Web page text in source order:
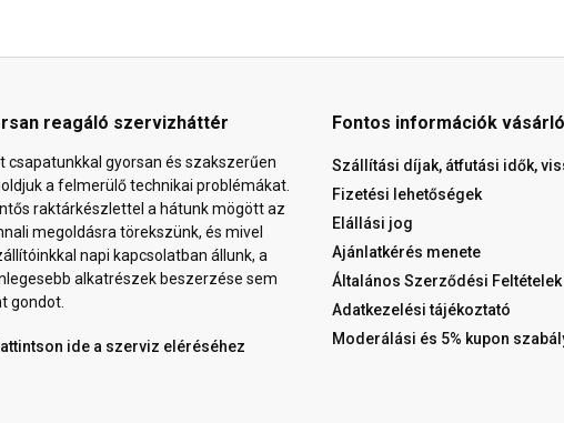
reagáló szervizháttér
csapatunkkal gyorsan és szakszerűen
a felmerülő technikai problémákat.
raktárkészlettel a hátunk mögött az
megoldásra törekszünk, és mivel
napi kapcsolatban állunk, a
alkatrészek beszerzése sem
gondot.
ide a szerviz eléréséhez
Fontos információk
Szállítási díjak, átfutási idők,
Fizetési lehetőségek
Elállási jog
Ajánlatkérés menete
Általános Szerződési Feltételek
Adatkezelési tájékoztató
Moderálási és 5% kupon